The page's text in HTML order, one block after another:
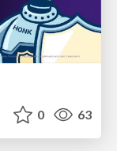
0 63